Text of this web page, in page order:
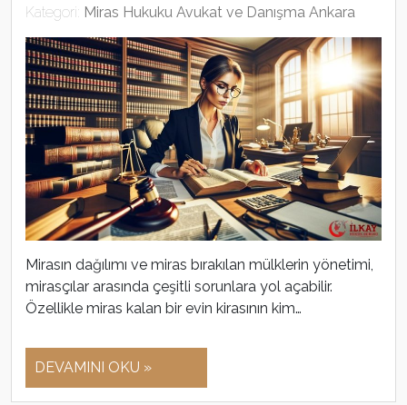
Kategori: Miras Hukuku Avukat ve Danışma Ankara
Mirasın dağılımı ve miras bırakılan mülklerin yönetimi,
mirasçılar arasında çeşitli sorunlara yol açabilir.
Özellikle miras kalan bir evin kirasının kim…
DEVAMINI OKU »